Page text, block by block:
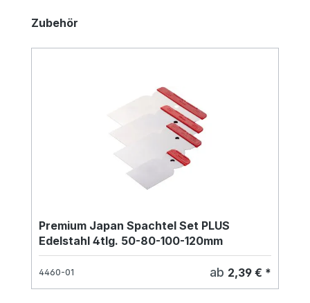
Produktgalerie überspringen
Zubehör
Premium Japan Spachtel Set PLUS
Edelstahl 4tlg. 50-80-100-120mm
4460-01 ab 2,39 € *